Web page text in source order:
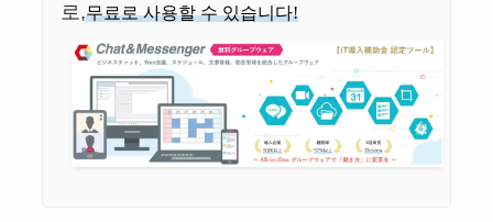
로,무료로 사용할 수 있습니다!